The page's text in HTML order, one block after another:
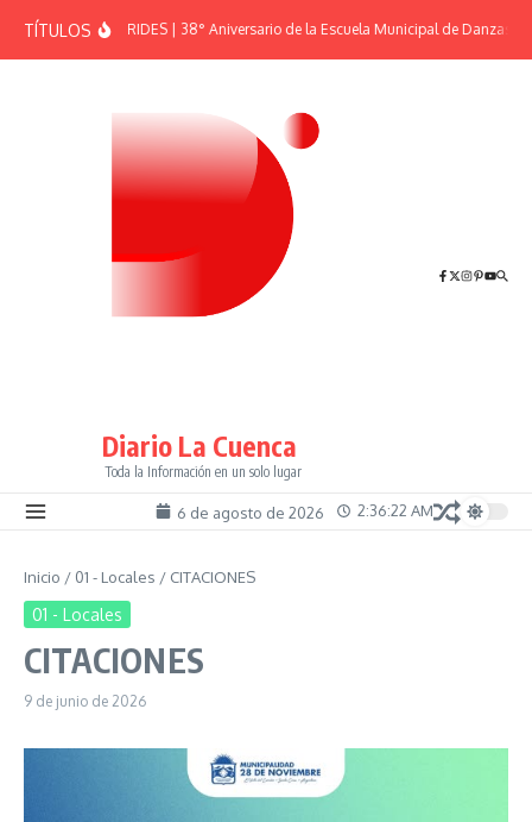
TÍTULOSEFEMÉRIDES | 38° Aniversario de la Escuela Municipal de Danzas “El
Diario La Cuenca
Toda la Información en un solo lugar
6 de agosto de 2026 2:36:23 AM
Inicio / 01 - Locales / CITACIONES
01 - Locales
CITACIONES
9 de junio de 2026